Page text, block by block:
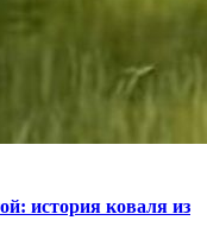
история коваля из